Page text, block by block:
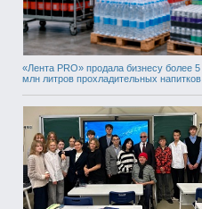
«Лента PRO» продала бизнесу более 5
млн литров прохладительных напитков